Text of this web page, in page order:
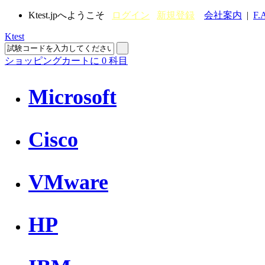
Ktest.jpへようこそ ログイン 新規登録 会社案内 |
Ktest
ショッピングカートに 0 科目
Microsoft
Cisco
VMware
HP